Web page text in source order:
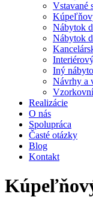
Vstavané
Nábytok
Nábytok
Iný
Návrhy a
Realizácie
O nás
Spolupráca
Časté otázky
Blog
Kontakt